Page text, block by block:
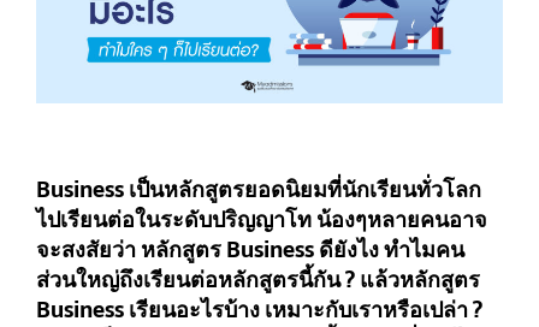
Business เป็นหลักสูตรยอดนิยมที่นักเรียนทั่วโลก
ไปเรียนต่อในระดับปริญญาโท น้องๆหลายคนอาจ
จะสงสัยว่า หลักสูตร Business ดียังไง ทำไมคน
ส่วนใหญ่ถึงเรียนต่อหลักสูตรนี้กัน ? แล้วหลักสูตร
Business เรียนอะไรบ้าง เหมาะกับเราหรือเปล่า ?